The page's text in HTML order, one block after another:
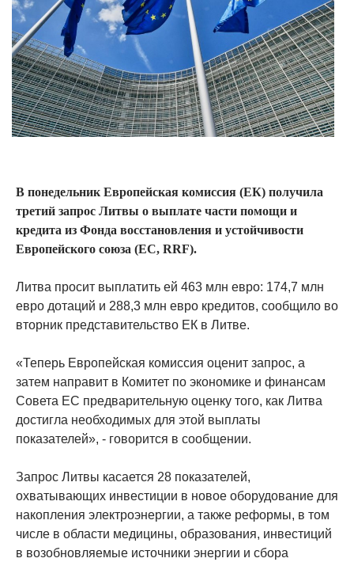
В понедельник Европейская комиссия (ЕК) получила
третий запрос Литвы о выплате части помощи и
кредита из Фонда восстановления и устойчивости
Европейского союза (ЕС, RRF).
Литва просит выплатить ей 463 млн евро: 174,7 млн
евро дотаций и 288,3 млн евро кредитов, сообщило во
вторник представительство ЕК в Литве.
«Теперь Европейская комиссия оценит запрос, а
затем направит в Комитет по экономике и финансам
Совета ЕС предварительную оценку того, как Литва
достигла необходимых для этой выплаты
показателей», - говорится в сообщении.
Запрос Литвы касается 28 показателей,
охватывающих инвестиции в новое оборудование для
накопления электроэнергии, а также реформы, в том
числе в области медицины, образования, инвестиций
в возобновляемые источники энергии и сбора